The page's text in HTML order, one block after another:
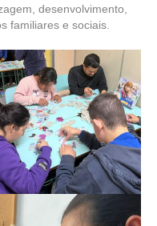
desenvolvimento,
familiares e sociais.